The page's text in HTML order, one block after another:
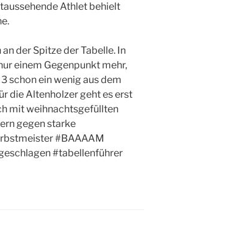
Athlet behielt
der Spitze der Tabelle. In
einem Gegenpunkt mehr,
schon ein wenig aus dem
die Altenholzer geht es erst
mit weihnachtsgefüllten
gegen starke
#BAAAAM
#tabellenführer